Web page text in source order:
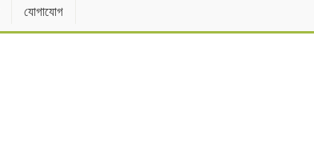
যোগাযোগ